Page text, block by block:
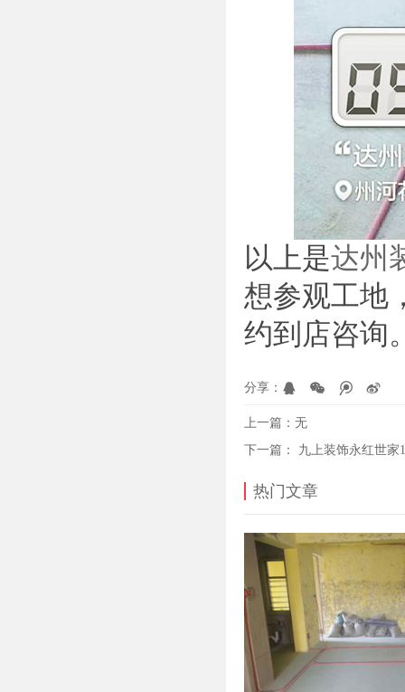
以上是达州
想参观工地
约到店咨询
分享：
上一篇： 无
下一篇： 九上装饰永红世家
热门文章